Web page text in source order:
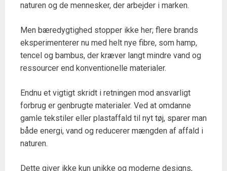
naturen og de mennesker, der arbejder i marken.
Men bæredygtighed stopper ikke her; flere brands
eksperimenterer nu med helt nye fibre, som hamp,
tencel og bambus, der kræver langt mindre vand og
ressourcer end konventionelle materialer.
Endnu et vigtigt skridt i retningen mod ansvarligt
forbrug er genbrugte materialer. Ved at omdanne
gamle tekstiler eller plastaffald til nyt tøj, sparer man
både energi, vand og reducerer mængden af affald i
naturen.
Dette giver ikke kun unikke og moderne designs,